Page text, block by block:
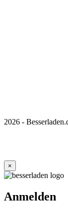
2026 -
×
Anmelden